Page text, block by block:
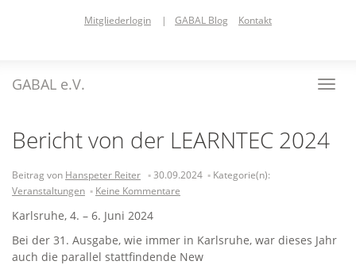
Mitgliederlogin | GABAL Blog Kontakt
GABAL e.V.
Bericht von der LEARNTEC 2024
Beitrag von Hanspeter Reiter 30.09.2024
Kategorie(n):
Veranstaltungen
Keine Kommentare
Karlsruhe, 4. – 6. Juni 2024
Bei der 31. Ausgabe, wie immer in Karlsruhe, war dieses Jahr
auch die parallel stattfindende New